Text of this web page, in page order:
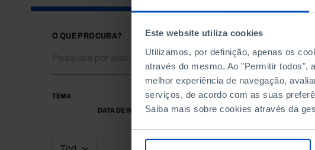
Este website utiliza cookies
Utilizamos, por definição, apenas os
através do mesmo. Ao "Permitir todos",
melhor experiência de navegação,
serviços, de acordo com as suas
Saiba mais sobre cookies através da
O QUE PROCURA?
TEMA
DATA DE INÍCIO